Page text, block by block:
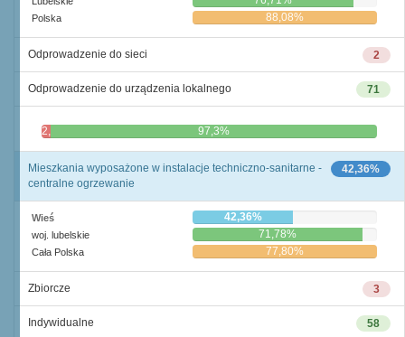
Polska 88,08%
2
Odprowadzenie do sieci
71
Odprowadzenie do urządzenia lokalnego
2,7% 97,3%
42,36%
Mieszkania wyposażone w instalacje techniczno-sanitarne -
centralne ogrzewanie
Wieś 42,36%
woj. lubelskie 71,78%
Cała Polska 77,80%
3
Zbiorcze
58
Indywidualne